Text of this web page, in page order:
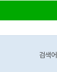
검색어